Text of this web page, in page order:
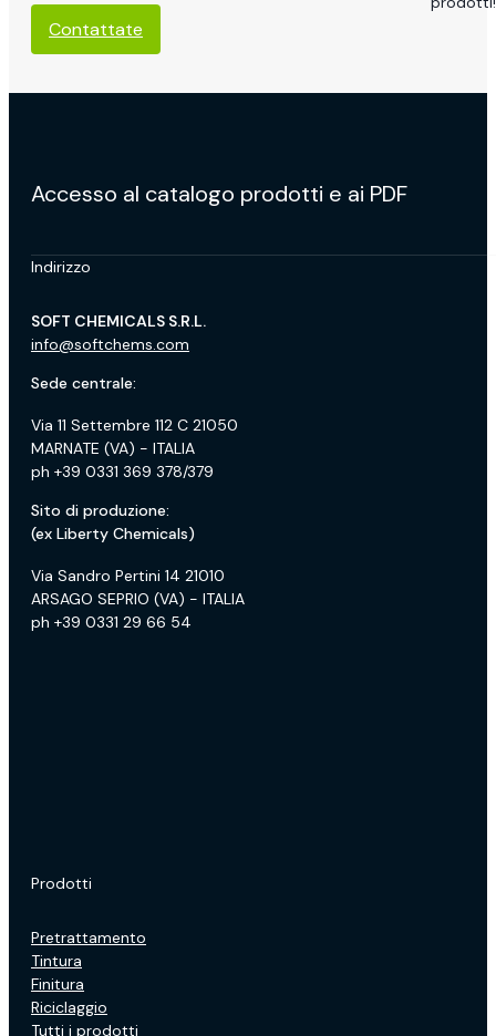
Contattate
Accesso al catalogo prodotti e ai PDF
Indirizzo
SOFT CHEMICALS S.R.L.
info@softchems.com
Sede centrale:
Via 11 Settembre 112 C 21050
MARNATE (VA) - ITALIA
ph +39 0331 369 378/379
Sito di produzione:
(ex Liberty Chemicals)
Via Sandro Pertini 14 21010
ARSAGO SEPRIO (VA) - ITALIA
ph +39 0331 29 66 54
Prodotti
Pretrattamento
Tintura
Finitura
Riciclaggio
Tutti i prodotti